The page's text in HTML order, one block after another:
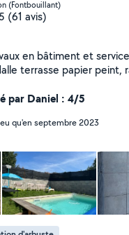
(Fontbouillant)
(61 avis)
en bâtiment et
auto tonte pelouse taille
ext .. à la demande du
par Daniel : 4/5
qu'en septembre 2023